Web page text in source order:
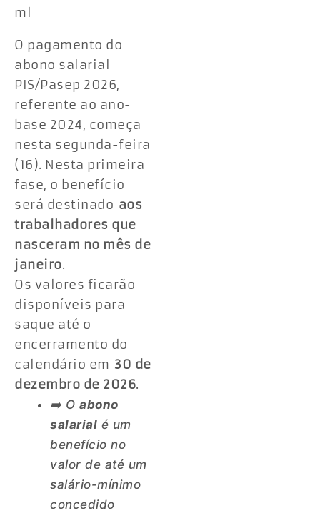
ml
O pagamento do
abono salarial
PIS/Pasep 2026,
referente ao ano-
base 2024, começa
nesta segunda-feira
(16). Nesta primeira
fase, o benefício
será destinado aos
trabalhadores que
nasceram no mês de
janeiro.
Os valores ficarão
disponíveis para
saque até o
encerramento do
calendário em 30 de
dezembro de 2026.
➡️ O abono
salarial é um
benefício no
valor de até um
salário-mínimo
concedido